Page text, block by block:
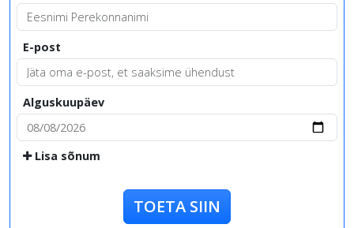
E-post
Alguskuupäev
Lisa sõnum
TOETA SIIN